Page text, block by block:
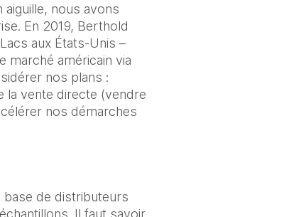
nous avons
En 2019, Berthold
aux États-Unis –
marché américain via
nos plans :
la vente directe (vendre
nos démarches
base de distributeurs
Il faut savoir